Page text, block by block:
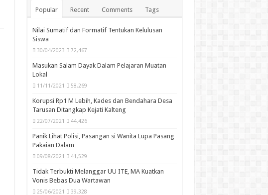
Popular Recent Comments Tags
Nilai Sumatif dan Formatif Tentukan Kelulusan
Siswa
30/04/2023 72,467
Masukan Salam Dayak Dalam Pelajaran Muatan
Lokal
11/11/2021 58,269
Korupsi Rp1 M Lebih, Kades dan Bendahara Desa
Tarusan Ditangkap Kejati Kalteng
22/07/2021 44,426
Panik Lihat Polisi, Pasangan si Wanita Lupa Pasang
Pakaian Dalam
09/08/2021 41,529
Tidak Terbukti Melanggar UU ITE, MA Kuatkan
Vonis Bebas Dua Wartawan
25/06/2021 39,328